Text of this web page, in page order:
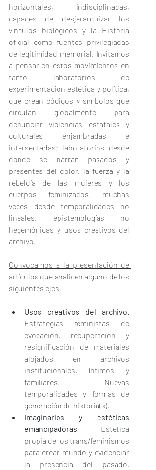
horizontales, indisciplinadas,
capaces de desjerarquizar los
vínculos biológicos y la Historia
oficial como fuentes privilegiadas
de legitimidad memorial. Invitamos
a pensar en estos movimientos en
tanto laboratorios de
experimentación estética y política,
que crean códigos y símbolos que
circulan globalmente para
denunciar violencias estatales y
culturales enjambradas e
intersectadas; laboratorios desde
donde se narran pasados y
presentes del dolor, la fuerza y la
rebeldía de las mujeres y los
cuerpos feminizados; muchas
veces desde temporalidades no
lineales, epistemologías no
hegemónicas y usos creativos del
archivo.
Convocamos a la presentación de
artículos que analicen alguno de los
siguientes ejes:
Usos creativos del archivo.
Estrategias feministas de
evocación, recuperación y
resignificación de materiales
alojados en archivos
institucionales, íntimos y
familiares. Nuevas
temporalidades y formas de
generación de historia(s).
Imaginarios y estéticas
emancipadoras.
Estética
propia de los trans/feminismos
para crear mundo y evidenciar
la presencia del pasado.